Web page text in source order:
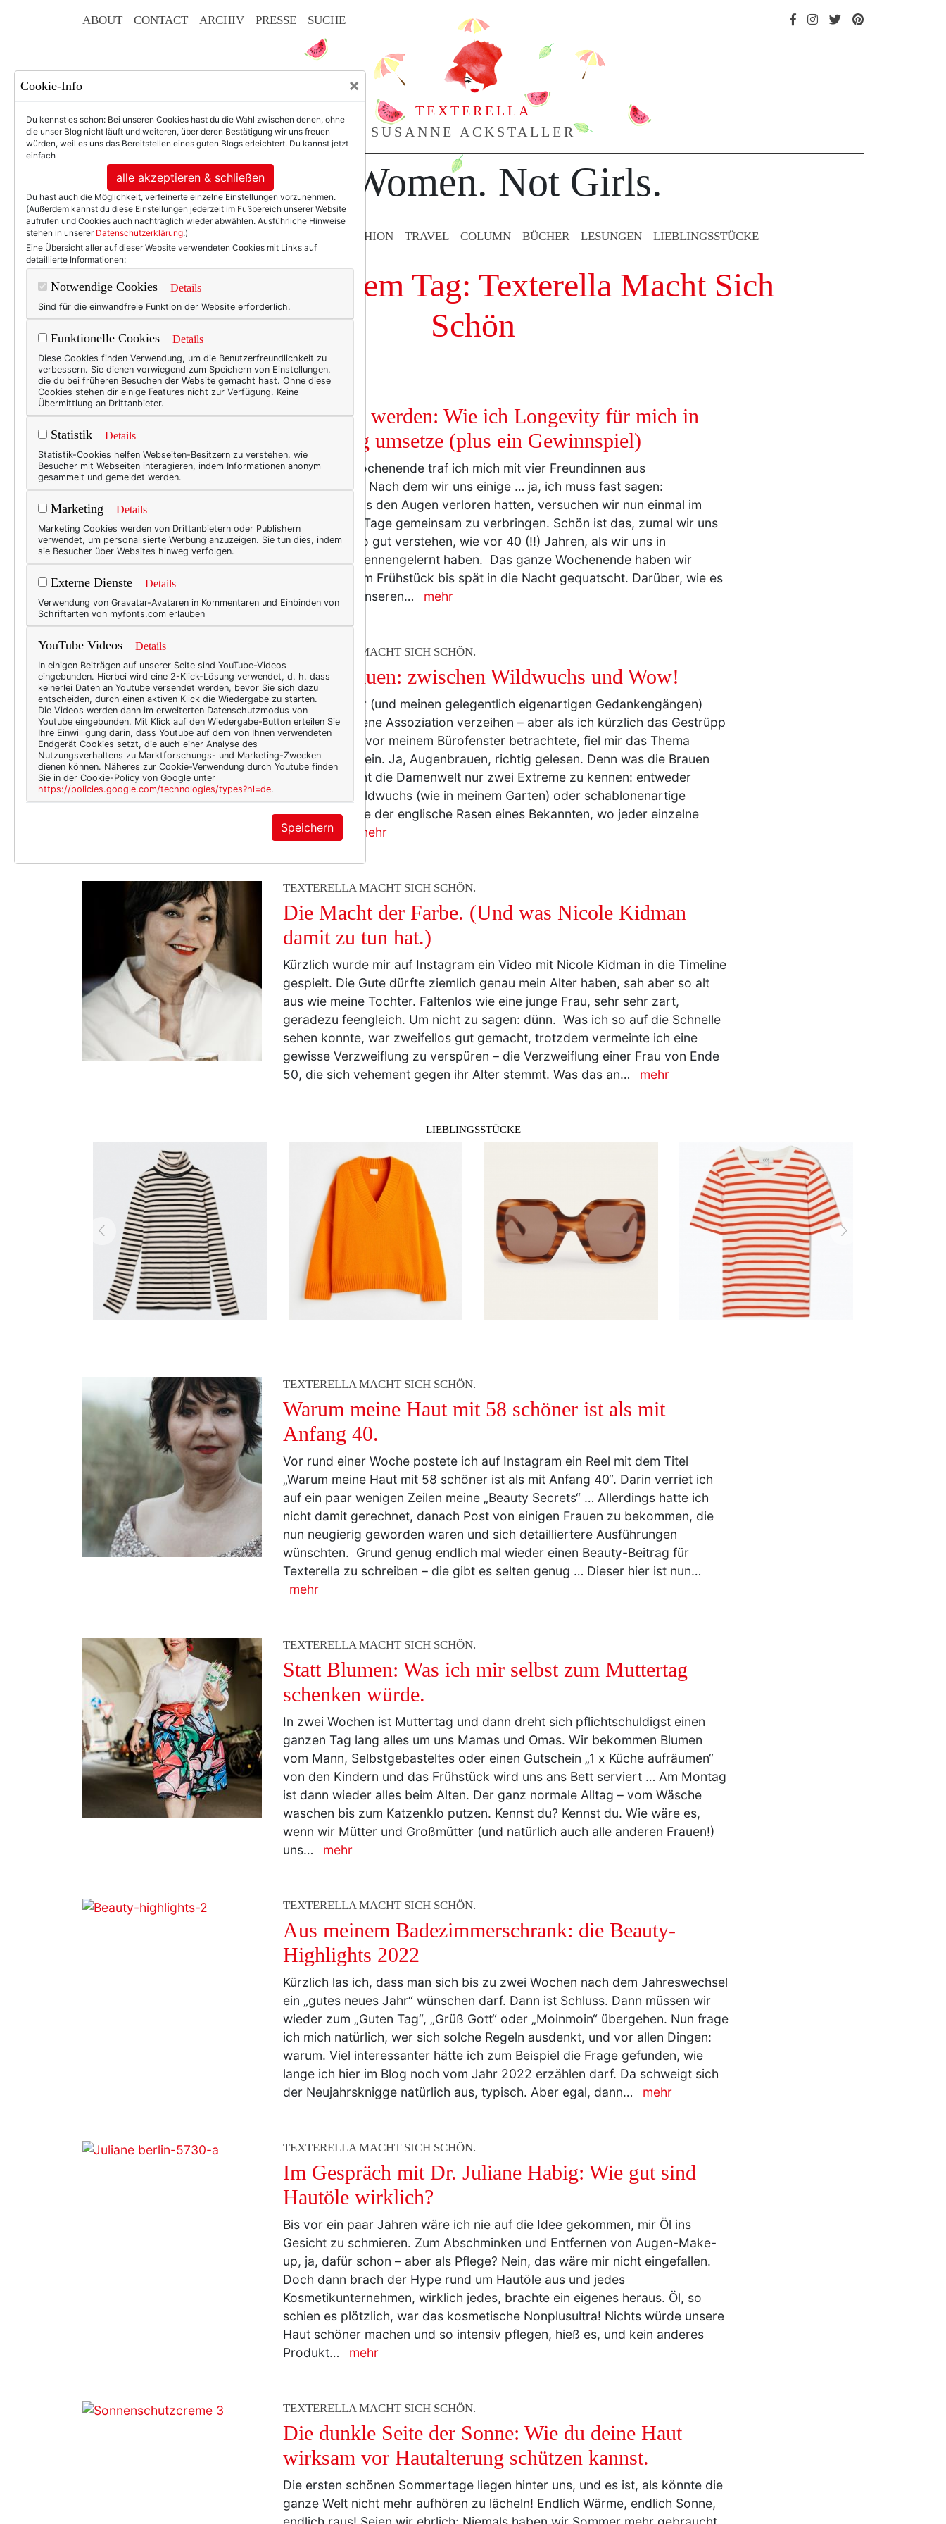
ABOUT CONTACT ARCHIV PRESSE SUCHE
TEXTERELLA
SUSANNE ACKSTALLER
For Women. Not Girls.
BEAUTY & FASHION TRAVEL COLUMN BÜCHER LESUNGEN LIEBLINGS­STÜCKE
Einträge mit dem Tag: Texterella Macht Sich
Schön
WERBUNG
Jung älter werden: Wie ich Longevity für mich in
den Alltag umsetze (plus ein Gewinnspiel)
Am letzten Wochenende traf ich mich mit vier Freundinnen aus
Studienzeiten. Nach dem wir uns einige … ja, ich muss fast sagen:
Jahrzehnte aus den Augen verloren hatten, versuchen wir nun einmal im
Jahr ein paar Tage gemeinsam zu verbringen. Schön ist das, zumal wir uns
immer noch so gut verstehen, wie vor 40 (!!) Jahren, als wir uns in
Regensburg kennengelernt haben. Das ganze Wochenende haben wir
ungelogen vom Frühstück bis spät in die Nacht gequatscht. Darüber, wie es
uns geht mit unseren…
mehr
TEXTERELLA MACHT SICH SCHÖN.
Augenbrauen: zwischen Wildwuchs und Wow!
Man möge mir (und meinen gelegentlich eigenartigen Gedankengängen)
diese verwegene Assoziation verzeihen – aber als ich kürzlich das Gestrüpp
in den Beeten vor meinem Bürofenster betrachtete, fiel mir das Thema
Augenbrauen ein. Ja, Augenbrauen, richtig gelesen. Denn was die Brauen
angeht, scheint die Damenwelt nur zwei Extreme zu kennen: entweder
kompletter Wildwuchs (wie in meinem Garten) oder schablonenartige
Perfektion (wie der englische Rasen eines Bekannten, wo jeder einzelne
Grashalm…
mehr
TEXTERELLA MACHT SICH SCHÖN.
Die Macht der Farbe. (Und was Nicole Kidman
damit zu tun hat.)
Kürzlich wurde mir auf Instagram ein Video mit Nicole Kidman in die Timeline
gespielt. Die Gute dürfte ziemlich genau mein Alter haben, sah aber so alt
aus wie meine Tochter. Faltenlos wie eine junge Frau, sehr sehr zart,
geradezu feengleich. Um nicht zu sagen: dünn. Was ich so auf die Schnelle
sehen konnte, war zweifellos gut gemacht, trotzdem vermeinte ich eine
gewisse Verzweiflung zu verspüren – die Verzweiflung einer Frau von Ende
50, die sich vehement gegen ihr Alter stemmt. Was das an…
mehr
LIEBLINGSSTÜCKE
zurück vor
Warum meine Haut mit 58 schöner ist als mit
Anfang 40.
Vor rund einer Woche postete ich auf Instagram ein Reel mit dem Titel
„Warum meine Haut mit 58 schöner ist als mit Anfang 40“. Darin verriet ich
auf ein paar wenigen Zeilen meine „Beauty Secrets“ … Allerdings hatte ich
nicht damit gerechnet, danach Post von einigen Frauen zu bekommen, die
nun neugierig geworden waren und sich detailliertere Ausführungen
wünschten. Grund genug endlich mal wieder einen Beauty-Beitrag für
Texterella zu schreiben – die gibt es selten genug … Dieser hier ist nun…
mehr
Statt Blumen: Was ich mir selbst zum Muttertag
schenken würde.
In zwei Wochen ist Muttertag und dann dreht sich pflichtschuldigst einen
ganzen Tag lang alles um uns Mamas und Omas. Wir bekommen Blumen
vom Mann, Selbstgebasteltes oder einen Gutschein „1 x Küche aufräumen“
von den Kindern und das Frühstück wird uns ans Bett serviert … Am Montag
ist dann wieder alles beim Alten. Der ganz normale Alltag – vom Wäsche
waschen bis zum Katzenklo putzen. Kennst du? Kennst du. Wie wäre es,
wenn wir Mütter und Großmütter (und natürlich auch alle anderen Frauen!)
mehr
Aus meinem Badezimmerschrank: die Beauty-
Highlights 2022
Kürzlich las ich, dass man sich bis zu zwei Wochen nach dem Jahreswechsel
ein „gutes neues Jahr“ wünschen darf. Dann ist Schluss. Dann müssen wir
wieder zum „Guten Tag“, „Grüß Gott“ oder „Moinmoin“ übergehen. Nun frage
ich mich natürlich, wer sich solche Regeln ausdenkt, und vor allen Dingen:
warum. Viel interessanter hätte ich zum Beispiel die Frage gefunden, wie
lange ich hier im Blog noch vom Jahr 2022 erzählen darf. Da schweigt sich
der Neujahrsknigge natürlich aus, typisch. Aber egal, dann…
mehr
Im Gespräch mit Dr. Juliane Habig: Wie gut sind
Hautöle wirklich?
Bis vor ein paar Jahren wäre ich nie auf die Idee gekommen, mir Öl ins
Gesicht zu schmieren. Zum Abschminken und Entfernen von Augen-Make-
up, ja, dafür schon – aber als Pflege? Nein, das wäre mir nicht eingefallen.
Doch dann brach der Hype rund um Hautöle aus und jedes
Kosmetikunternehmen, wirklich jedes, brachte ein eigenes heraus. Öl, so
schien es plötzlich, war das kosmetische Nonplusultra! Nichts würde unsere
Haut schöner machen und so intensiv pflegen, hieß es, und kein anderes
Produkt…
Die dunkle Seite der Sonne: Wie du deine Haut
wirksam vor Hautalterung schützen kannst.
Die ersten schönen Sommertage liegen hinter uns, und es ist, als könnte die
ganze Welt nicht mehr aufhören zu lächeln! Endlich Wärme, endlich Sonne,
endlich raus! Seien wir ehrlich: Niemals haben wir Sommer mehr gebraucht
als 2021. (Außer vielleicht 2020, aber da wussten wir ja noch nicht, was uns
Cookie-Info ×
Du kennst es schon: Bei unseren Cookies hast du die Wahl zwischen denen, ohne
die unser Blog nicht läuft und weiteren, über deren Bestätigung wir uns freuen
würden, weil es uns das Bereitstellen eines guten Blogs erleichtert. Du kannst jetzt
einfach
alle akzeptieren & schließen
Du hast auch die Möglichkeit, verfeinerte einzelne Einstellungen vorzunehmen.
(Außerdem kannst du diese Einstellungen jederzeit im Fußbereich unserer Website
aufrufen und Cookies auch nachträglich wieder abwählen. Ausführliche Hinweise
stehen in unserer Datenschutzerklärung.)
Eine Übersicht aller auf dieser Website verwendeten Cookies mit Links auf
detaillierte Informationen:
Notwendige Cookies Details
Sind für die einwandfreie Funktion der Website erforderlich.
Funktionelle Cookies Details
Diese Cookies finden Verwendung, um die Benutzerfreundlichkeit zu
verbessern. Sie dienen vorwiegend zum Speichern von Einstellungen,
die du bei früheren Besuchen der Website gemacht hast. Ohne diese
Cookies stehen dir einige Features nicht zur Verfügung. Keine
Übermittlung an Drittanbieter.
Statistik Details
Statistik-Cookies helfen Webseiten-Besitzern zu verstehen, wie
Besucher mit Webseiten interagieren, indem Informationen anonym
gesammelt und gemeldet werden.
Marketing Details
Marketing Cookies werden von Drittanbietern oder Publishern
verwendet, um personalisierte Werbung anzuzeigen. Sie tun dies, indem
sie Besucher über Websites hinweg verfolgen.
Externe Dienste Details
Verwendung von Gravatar-Avataren in Kommentaren und Einbinden von
Schriftarten von myfonts.com erlauben
YouTube Videos Details
In einigen Beiträgen auf unserer Seite sind YouTube-Videos
eingebunden. Hierbei wird eine 2-Klick-Lösung verwendet, d. h. dass
keinerlei Daten an Youtube versendet werden, bevor Sie sich dazu
entscheiden, durch einen aktiven Klick die Wiedergabe zu starten.
Die Videos werden dann im erweiterten Datenschutzmodus von
Youtube eingebunden. Mit Klick auf den Wiedergabe-Button erteilen Sie
Ihre Einwilligung darin, dass Youtube auf dem von Ihnen verwendeten
Endgerät Cookies setzt, die auch einer Analyse des
Nutzungsverhaltens zu Marktforschungs- und Marketing-Zwecken
dienen können. Näheres zur Cookie-Verwendung durch Youtube finden
Sie in der Cookie-Policy von Google unter
https://policies.google.com/technologies/types?hl=de.
Speichern